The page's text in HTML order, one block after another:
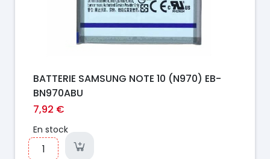
BATTERIE SAMSUNG NOTE 10 (N970) EB-
BN970ABU
7,92 €
En stock